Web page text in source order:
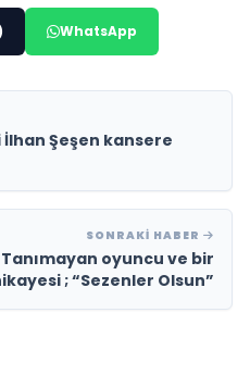
WhatsApp
Şeşen kansere
SONRAKI HABER
oyuncu ve bir
; “Sezenler Olsun”